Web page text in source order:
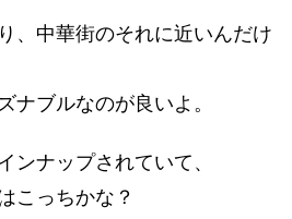
、中華街のそれに近いんだけ
ナブルなのが良いよ。
ンナップされていて、
こっちかな？